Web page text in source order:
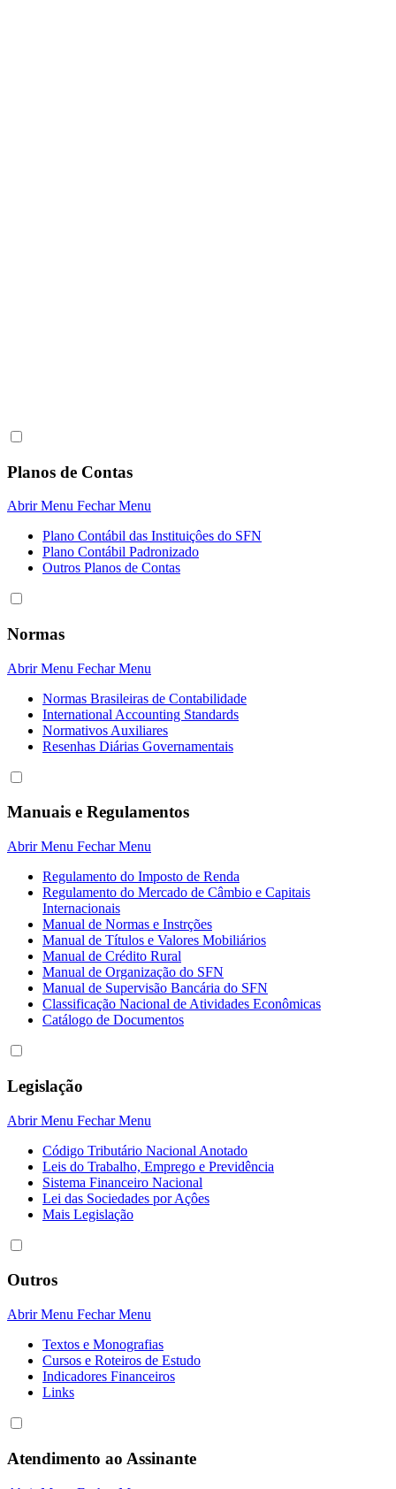
Planos de Contas
Abrir Menu Fechar Menu
Plano Contábil das Instituiçôes do SFN
Plano Contábil Padronizado
Outros Planos de Contas
Normas
Abrir Menu Fechar Menu
Normas Brasileiras de Contabilidade
International Accounting Standards
Normativos Auxiliares
Resenhas Diárias Governamentais
Manuais e Regulamentos
Abrir Menu Fechar Menu
Regulamento do Imposto de Renda
Regulamento do Mercado de Câmbio e Capitais
Internacionais
Manual de Normas e Instrções
Manual de Títulos e Valores Mobiliários
Manual de Crédito Rural
Manual de Organização do SFN
Manual de Supervisão Bancária do SFN
Classificação Nacional de Atividades Econômicas
Catálogo de Documentos
Legislação
Abrir Menu Fechar Menu
Código Tributário Nacional Anotado
Leis do Trabalho, Emprego e Previdência
Sistema Financeiro Nacional
Lei das Sociedades por Açôes
Mais Legislação
Outros
Abrir Menu Fechar Menu
Textos e Monografias
Cursos e Roteiros de Estudo
Indicadores Financeiros
Links
Atendimento ao Assinante